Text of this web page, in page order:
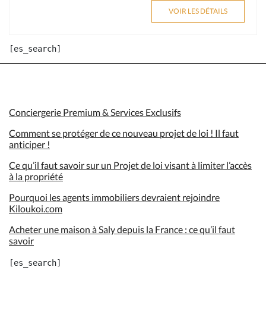
VOIR LES DÉTAILS
Conciergerie Premium & Services Exclusifs
Comment se protéger de ce nouveau projet de loi ! Il faut
anticiper !
Ce qu’il faut savoir sur un Projet de loi visant à limiter l’accès
à la propriété
Pourquoi les agents immobiliers devraient rejoindre
Kiloukoi.com
Acheter une maison à Saly depuis la France : ce qu’il faut
savoir